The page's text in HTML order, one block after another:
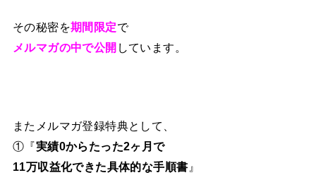
その秘密を期間限定で
メルマガの中で公開 しています。
またメルマガ登録特典として、
①『実績0からたった2ヶ月で
11万収益化できた具体的な手順書 』